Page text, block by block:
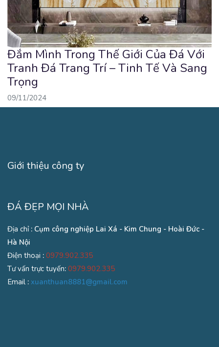
Đắm Mình Trong Thế Giới Của Đá Với
Tranh Đá Trang Trí – Tinh Tế Và Sang
Trọng
09/11/2024
Giới thiệu công ty
ĐÁ ĐẸP MỌI NHÀ
Địa chỉ : Cụm công nghiệp Lai Xá - Kim Chung - Hoài Đức -
Hà Nội
Điện thoại : 0979.902.335
Tư vấn trực tuyến: 0979.902.335
Email : xuanthuan8881@gmail.com